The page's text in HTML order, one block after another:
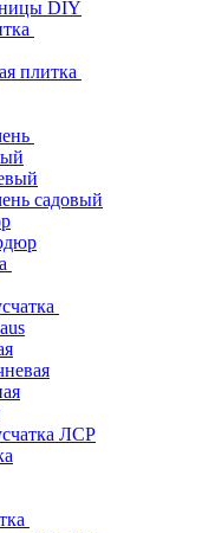
DIY
плитка
садовый
ЛСР